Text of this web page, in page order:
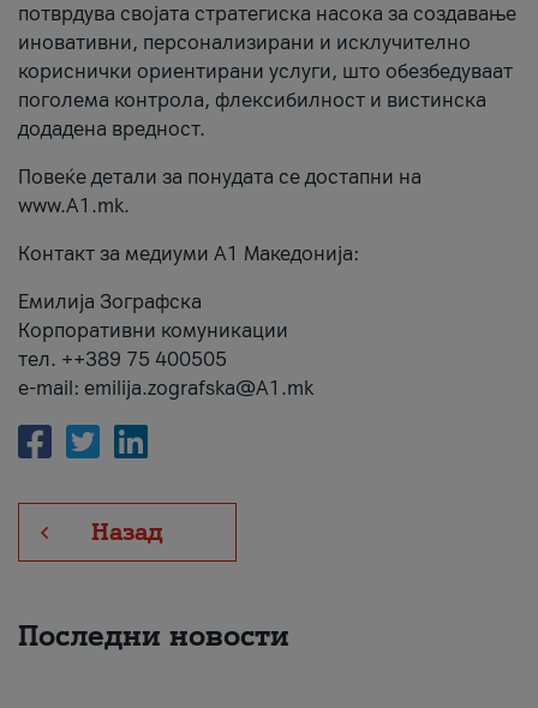
потврдува својата стратегиска насока за создавање
иновативни, персонализирани и исклучително
кориснички ориентирани услуги, што обезбедуваат
поголема контрола, флексибилност и вистинска
додадена вредност.
Повеќе детали за понудата се достапни на
www.А1.mk.
Контакт за медиуми А1 Македонија:
Емилија Зографска
Корпоративни комуникации
тел. ++389 75 400505
e-mail: emilija.zografska@A1.mk
Назад
Последни новости